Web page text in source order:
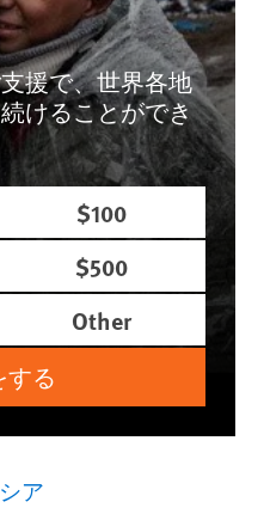
援で、世界各地
けることができ
$100
$500
Other
する
ア